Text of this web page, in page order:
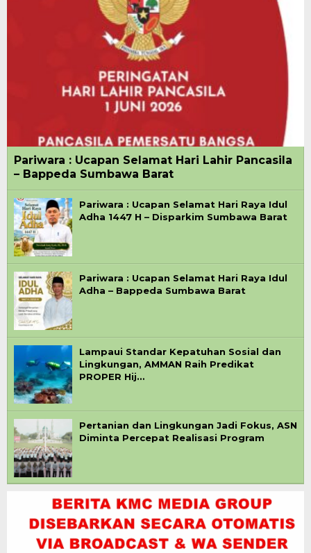
Pariwara : Ucapan Selamat Hari Lahir Pancasila
– Bappeda Sumbawa Barat
Pariwara : Ucapan Selamat Hari Raya Idul
Adha 1447 H – Disparkim Sumbawa Barat
Pariwara : Ucapan Selamat Hari Raya Idul
Adha – Bappeda Sumbawa Barat
Lampaui Standar Kepatuhan Sosial dan
Lingkungan, AMMAN Raih Predikat
PROPER Hij…
Pertanian dan Lingkungan Jadi Fokus, ASN
Diminta Percepat Realisasi Program